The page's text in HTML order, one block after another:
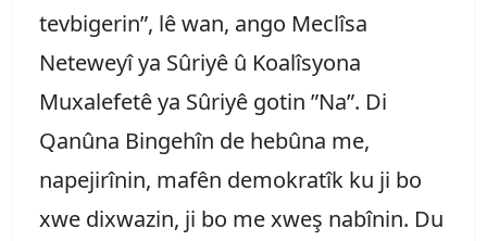
tevbigerin”, lê wan, ango Meclîsa
Neteweyî ya Sûriyê û Koalîsyona
Muxalefetê ya Sûriyê gotin ”Na”. Di
Qanûna Bingehîn de hebûna me,
napejirînin, mafên demokratîk ku ji bo
xwe dixwazin, ji bo me xweş nabînin. Du